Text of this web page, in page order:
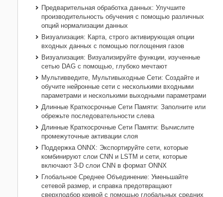
Предварительная обработка данных: Улучшите
производительность обучения с помощью различных
опций нормализации данных
Визуализация: Карта, строго активирующая опции
входных данных с помощью поглощения газов
Визуализация: Визуализируйте функции, изученные
сетью DAG с помощью, глубоко мечтают
Мультивведите, Мультивыходные Сети: Создайте и
обучите нейронные сети с несколькими входными
параметрами и несколькими выходными параметрами
Длинные Краткосрочные Сети Памяти: Заполните или
обрежьте последовательности слева
Длинные Краткосрочные Сети Памяти: Вычислите
промежуточные активации слоя
Поддержка ONNX: Экспортируйте сети, которые
комбинируют слои CNN и LSTM и сети, которые
включают 3-D слои CNN в формат ONNX
Глобальное Среднее Объединение: Уменьшайте
сетевой размер, и справка предотвращают
сверхподбор кривой с помощью глобальных средних